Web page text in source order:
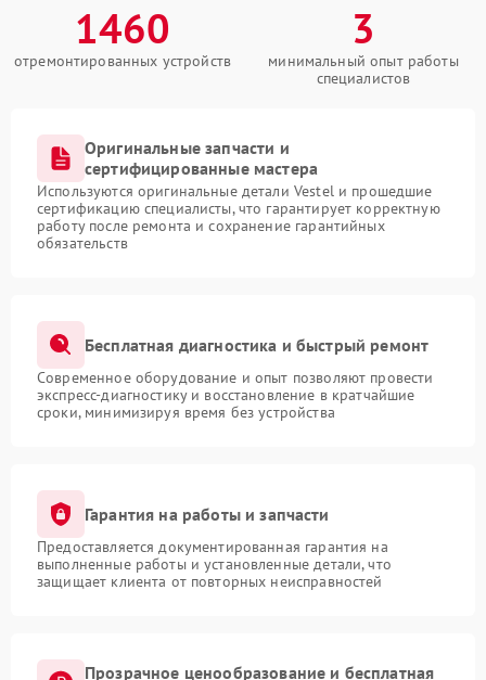
1460
отремонтированных устройств
3
минимальный опыт работы
специалистов
Оригинальные запчасти и
сертифицированные мастера
Используются оригинальные детали Vestel и прошедшие
сертификацию специалисты, что гарантирует корректную
работу после ремонта и сохранение гарантийных
обязательств
Бесплатная диагностика и быстрый ремонт
Современное оборудование и опыт позволяют провести
экспресс-диагностику и восстановление в кратчайшие
сроки, минимизируя время без устройства
Гарантия на работы и запчасти
Предоставляется документированная гарантия на
выполненные работы и установленные детали, что
защищает клиента от повторных неисправностей
Прозрачное ценообразование и бесплатная